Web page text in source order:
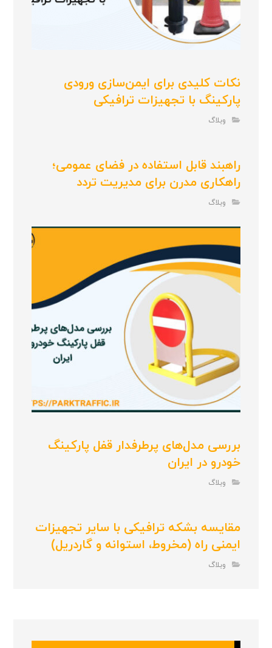
نکات کلیدی برای ایمن‌سازی ورودی
پارکینگ با تجهیزات ترافیکی
وبلاگ
راهبند قابل استفاده در فضای عمومی؛
راهکاری مدرن برای مدیریت تردد
وبلاگ
بررسی مدل‌های پرطرفدار قفل پارکینگ
خودرو در ایران
وبلاگ
مقایسه بشکه ترافیکی با سایر تجهیزات
ایمنی راه (مخروط، استوانه و گاردریل)
وبلاگ